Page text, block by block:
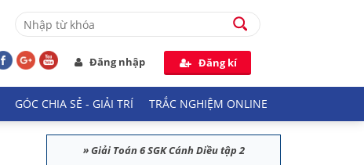
Đăng nhập Đăng kí
GÓC CHIA SẺ - GIẢI TRÍ TRẮC NGHIỆM ONLINE
»Giải Toán 6 SGK Cánh Diều tập 2